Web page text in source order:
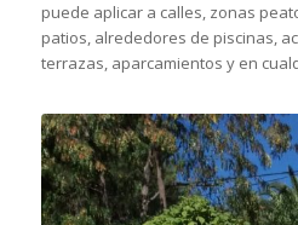
puede aplicar a calles, zonas
patios, alrededores de piscinas,
terrazas, aparcamientos y en